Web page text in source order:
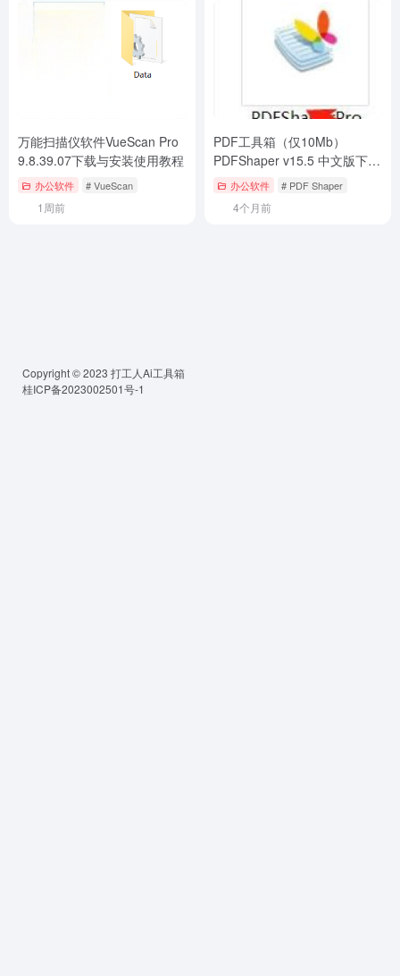
万能扫描仪软件VueScan Pro
9.8.39.07下载与安装使用教程
办公软件 # VueScan
1周前
PDF工具箱（仅10Mb）
PDFShaper v15.5 中文版下载
与安装教程
办公软件 # PDF Shaper
4个月前
Copyright © 2023 打工人Ai工具箱
桂ICP备2023002501号-1